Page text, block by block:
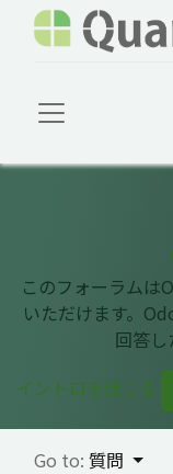
このフォーラムは
いただけます。
回答し
イントロを閉じる
Go to: 質問